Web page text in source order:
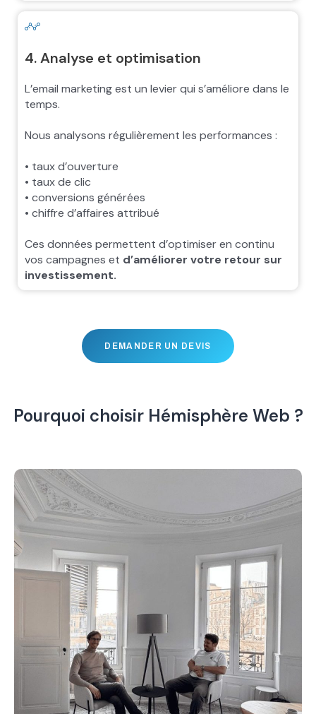
4. Analyse et optimisation
L’email marketing est un levier qui s’améliore dans le
temps.
Nous analysons régulièrement les performances :
• taux d’ouverture
• taux de clic
• conversions générées
• chiffre d’affaires attribué
Ces données permettent d’optimiser en continu
vos campagnes et d’améliorer votre retour sur
investissement.
DEMANDER UN DEVIS
Pourquoi choisir Hémisphère Web ?